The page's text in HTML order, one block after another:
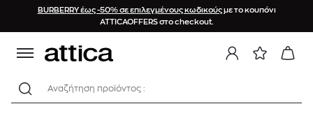
BURBERRY έως -50% σε επιλεγμένους κωδικούςμε το κουπόνι
ATTICAOFFERS στο checkout.
Αναζήτηση προϊόντος :